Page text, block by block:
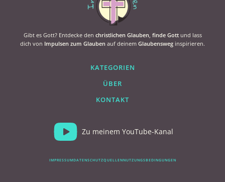
Gibt es Gott? Entdecke den christlichen Glauben finde Gottund lass
dich von Impulsen zum Glauben auf deinem Glaubensweg inspirieren.
KATEGORIEN
ÜBER
KONTAKT
Zu meinem YouTube-Kanal
IMPRESSUMDATENSCHUTZQUELLENNUTZUNGSBEDINGUNGEN